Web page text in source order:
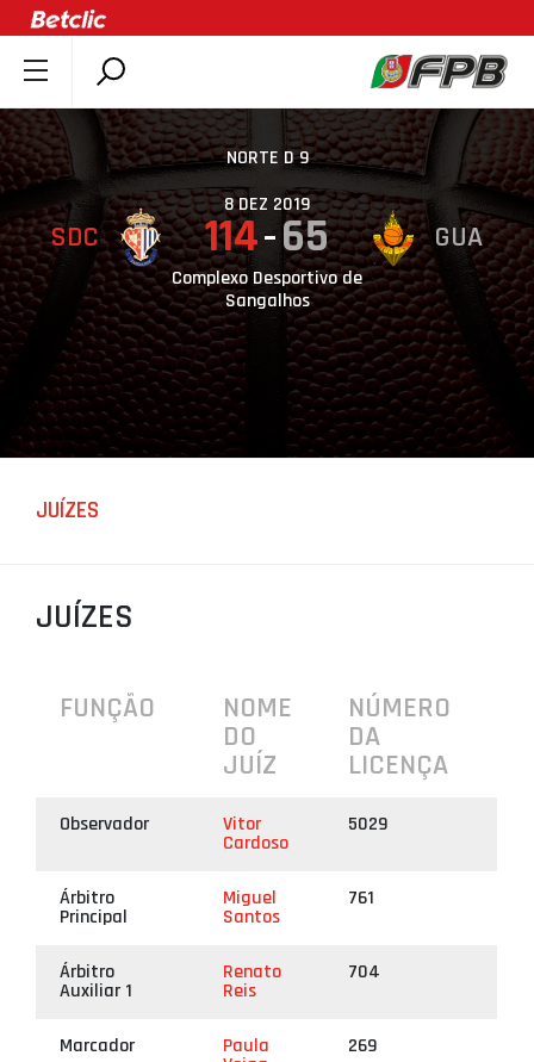
SOBRE A FPB
DOCUMENTOS
ÚLTIMAS
COMPETIÇÕES
ASSOCIAÇÕES
CLUBES
AGENTES
AGENDA
SELEÇÕES
ÁREA TÉCNICA
LIGA BETCLIC MASCULINA
NORTE D 9
8 DEZ 2019
SDC 114 65 GUA
Complexo Desportivo de
Sangalhos
JUÍZES
JUÍZES
FUNÇÃO
NOME
DO
JUÍZ
NÚMERO
DA
LICENÇA
Observador Vitor
Cardoso
5029
Árbitro
Principal
Miguel
Santos
761
Árbitro
Auxiliar 1
Renato
Reis
704
Marcador Paula 269